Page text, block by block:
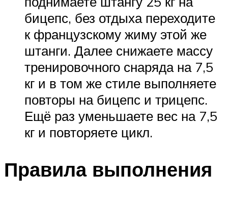
бицепс, без отдыха переходите
к французскому жиму этой же
штанги. Далее снижаете массу
тренировочного снаряда на 7,5
кг и в том же стиле выполняете
повторы на бицепс и трицепс.
Ещё раз уменьшаете вес на 7,5
кг и повторяете цикл.
Правила выполнения